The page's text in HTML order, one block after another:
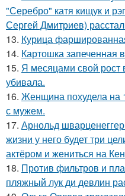
"Серебро" катя кищук и
Сергей Дмитриев)
13. Курица
14. Картошка запеченная
15. Я месяцами свой
убивала.
16. Женщина похудела на
с мужем.
17. Арнольд
жизни у него будет три
актёром и жениться на
18. Против фильтров и
пляжный лук ди девлин